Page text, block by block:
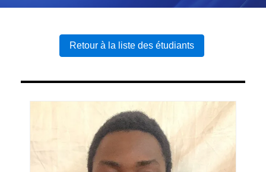
Retour à la liste des étudiants